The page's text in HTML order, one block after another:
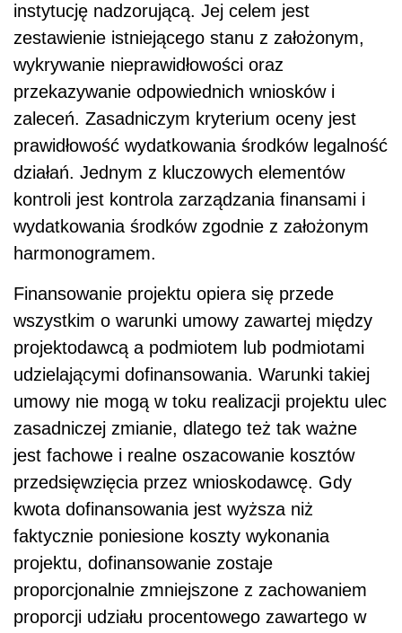
instytucję nadzorującą. Jej celem jest
zestawienie istniejącego stanu z założonym,
wykrywanie nieprawidłowości oraz
przekazywanie odpowiednich wniosków i
zaleceń. Zasadniczym kryterium oceny jest
prawidłowość wydatkowania środków legalność
działań. Jednym z kluczowych elementów
kontroli jest kontrola zarządzania finansami i
wydatkowania środków zgodnie z założonym
harmonogramem.
Finansowanie projektu opiera się przede
wszystkim o warunki umowy zawartej między
projektodawcą a podmiotem lub podmiotami
udzielającymi dofinansowania. Warunki takiej
umowy nie mogą w toku realizacji projektu ulec
zasadniczej zmianie, dlatego też tak ważne
jest fachowe i realne oszacowanie kosztów
przedsięwzięcia przez wnioskodawcę. Gdy
kwota dofinansowania jest wyższa niż
faktycznie poniesione koszty wykonania
projektu, dofinansowanie zostaje
proporcjonalnie zmniejszone z zachowaniem
proporcji udziału procentowego zawartego w